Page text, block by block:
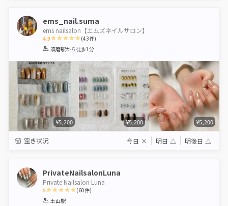
ems_nail.suma
ems nailsalon【エムズネイルサロン】
4.9
1 2 3 4 5
(43件)
須磨駅から徒歩1分
¥5,200 ¥5,200 ¥5,200
空き状況 今日 × 明日 △ 明後日 △
PrivateNailsalonLuna
Private Nailsalon Luna
5
1 2 3 4
(60件)
土山駅